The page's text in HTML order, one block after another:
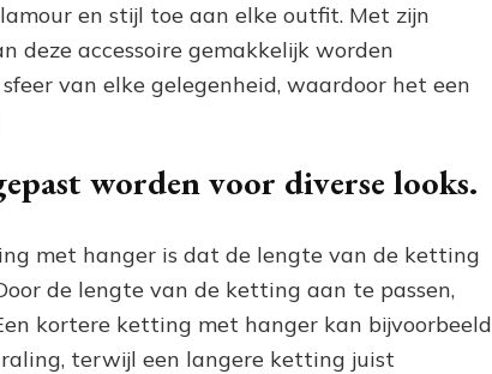
en stijl toe aan elke outfit. Met zijn
deze accessoire gemakkelijk worden
van elke gelegenheid, waardoor het een
worden voor diverse looks.
met hanger is dat de lengte van de ketting
de lengte van de ketting aan te passen,
kortere ketting met hanger kan bijvoorbeeld
terwijl een langere ketting juist